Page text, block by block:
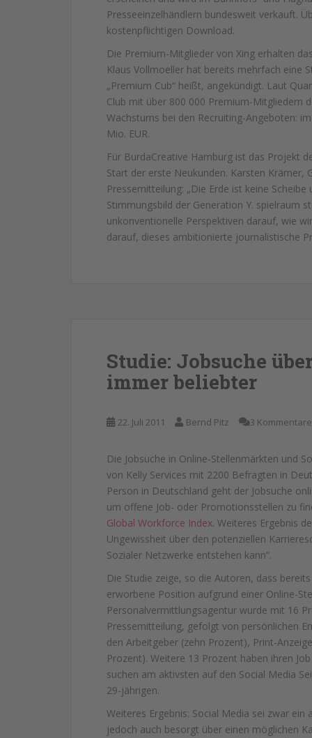
Presseeinzelhändlern bundesweit verkauft.
kostenpflichtigen Download.
Die Premium-Mitglieder von Xing erhalten
Klaus Vollmoeller hat bereits mehrfach eine
„Premium Cub“ heißt, angekündigt. Laut
Club mit über 800 000 Premium-Mitgliedern
Wachstums bei den Recruiting-Angeboten:
Mio. EUR.
Für BurdaCreative Hamburg ist das Projekt
Start der erste Neukunden. Karsten Krämer,
Pressemitteilung: „Die Erde ist keine
Stimmungsbild der Generation Y. spielraum
unkonventionelle Perspektiven darauf, wie
darauf, dieses ambitionierte journalistische
Studie: Jobsuche
immer beliebter
22. Juli 2011 Bernd Pitz 3 Kommentare
Die Jobsuche in Online-Stellenmärkten und
von Kelly Services mit 2200 Befragten in
Person in Deutschland geht der Jobsuche
um offene Job- oder Promotionsstellen zu
Global Workforce Index. Weiteres Ergebnis
Ungewissheit über den potenziellen
Sozialer Netzwerke entstehen kann“.
Die Studie zeige, so die Autoren, dass
erworbene Position aufgrund einer Online-
Personalvermittlungsagentur wurde mit 16
Pressemitteilung, gefolgt von persönlichen
den Arbeitgeber (zehn Prozent), Print-
Prozent). Weitere 13 Prozent haben ihren
suchen am aktivsten auf den Social Media
29-jährigen.
Weiteres Ergebnis: Social Media sei zwar
jedoch auch besorgt über einen möglichen